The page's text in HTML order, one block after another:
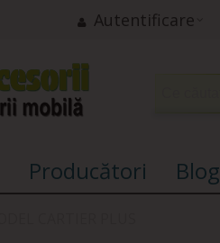
Autentificare
Producători Blog